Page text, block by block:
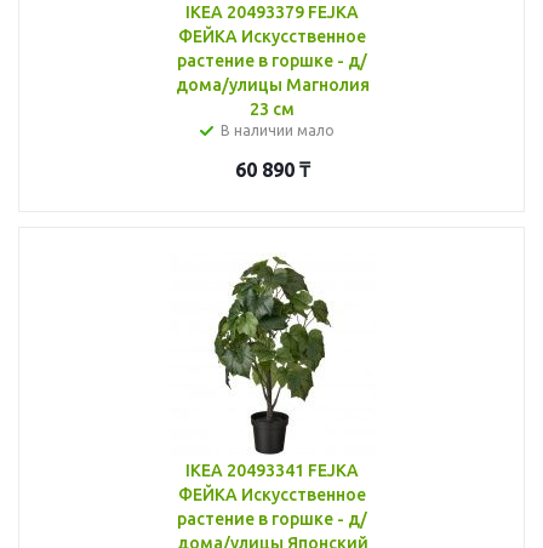
IKEA 20493379 FEJKA
ФЕЙКА Искусственное
растение в горшке - д/
дома/улицы Магнолия
23 см
В наличии мало
60 890₸
IKEA 20493341 FEJKA
ФЕЙКА Искусственное
растение в горшке - д/
дома/улицы Японский